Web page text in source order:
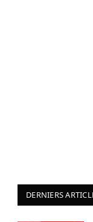
DERNIERS